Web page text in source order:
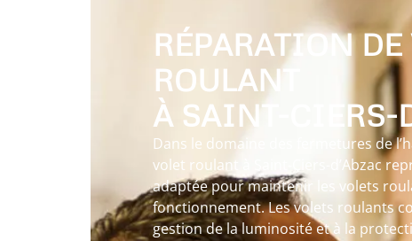
RÉPARATION DE
ROULANT
À SAINT-CIERS-
Dans le domaine des fermetures de
volet roulant à Saint-Ciers-d’Abzac
adaptée pour maintenir les volets
fonctionnement. Les volets roulants
gestion de la luminosité et à la